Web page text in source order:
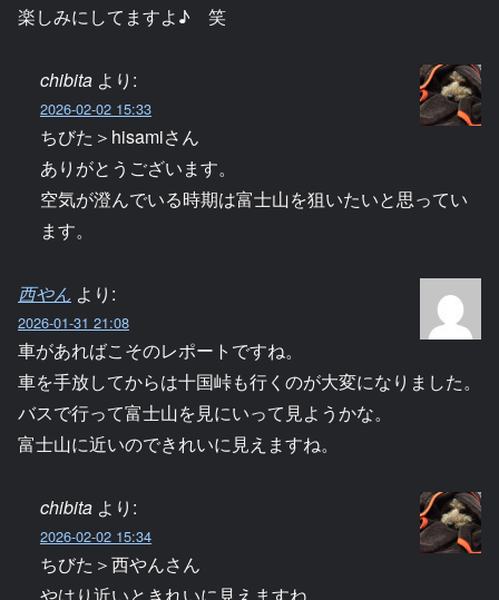
楽しみにしてますよ♪ 笑
chibita より:
2026-02-02 15:33
ちびた＞hisamiさん
ありがとうございます。
空気が澄んでいる時期は富士山を狙いたいと思ってい
ます。
西やん より:
2026-01-31 21:08
車があればこそのレポートですね。
車を手放してからは十国峠も行くのが大変になりました。
バスで行って富士山を見にいって見ようかな。
富士山に近いのできれいに見えますね。
chibita より:
2026-02-02 15:34
ちびた＞西やんさん
やはり近いときれいに見えますね。